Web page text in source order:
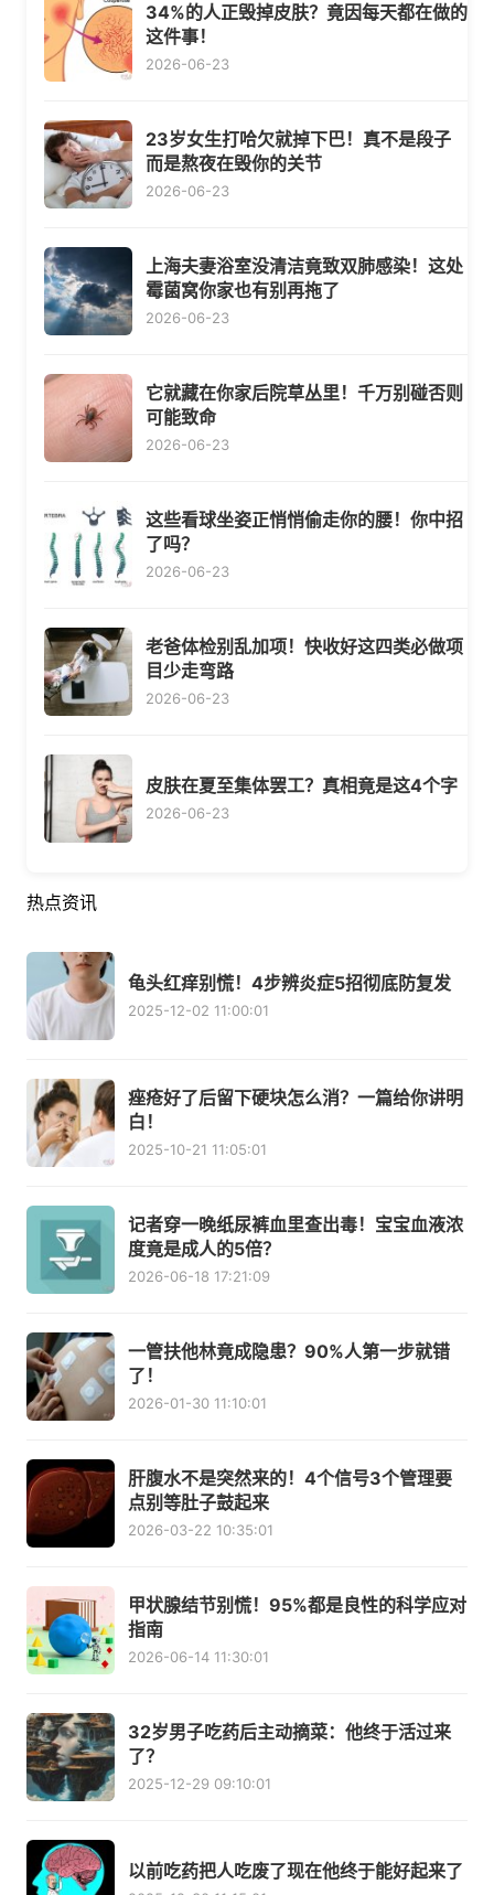
34%的人正毁掉皮肤？竟因每天都在做的
这件事！
2026-06-23
23岁女生打哈欠就掉下巴！真不是段子
而是熬夜在毁你的关节
2026-06-23
上海夫妻浴室没清洁竟致双肺感染！这处
霉菌窝你家也有别再拖了
2026-06-23
它就藏在你家后院草丛里！千万别碰否则
可能致命
2026-06-23
这些看球坐姿正悄悄偷走你的腰！你中招
了吗？
2026-06-23
老爸体检别乱加项！快收好这四类必做项
目少走弯路
2026-06-23
皮肤在夏至集体罢工？真相竟是这4个字
2026-06-23
热点资讯
龟头红痒别慌！4步辨炎症5招彻底防复发
2025-12-02 11:00:01
痤疮好了后留下硬块怎么消？一篇给你讲明
白！
2025-10-21 11:05:01
记者穿一晚纸尿裤血里查出毒！宝宝血液浓
度竟是成人的5倍？
2026-06-18 17:21:09
一管扶他林竟成隐患？90%人第一步就错
了！
2026-01-30 11:10:01
肝腹水不是突然来的！4个信号3个管理要
点别等肚子鼓起来
2026-03-22 10:35:01
甲状腺结节别慌！95%都是良性的科学应对
指南
2026-06-14 11:30:01
32岁男子吃药后主动摘菜：他终于活过来
了？
2025-12-29 09:10:01
以前吃药把人吃废了现在他终于能好起来了